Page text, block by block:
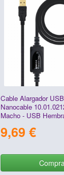
Cable Alargador
Nanocable
Macho - USB
9,69 €